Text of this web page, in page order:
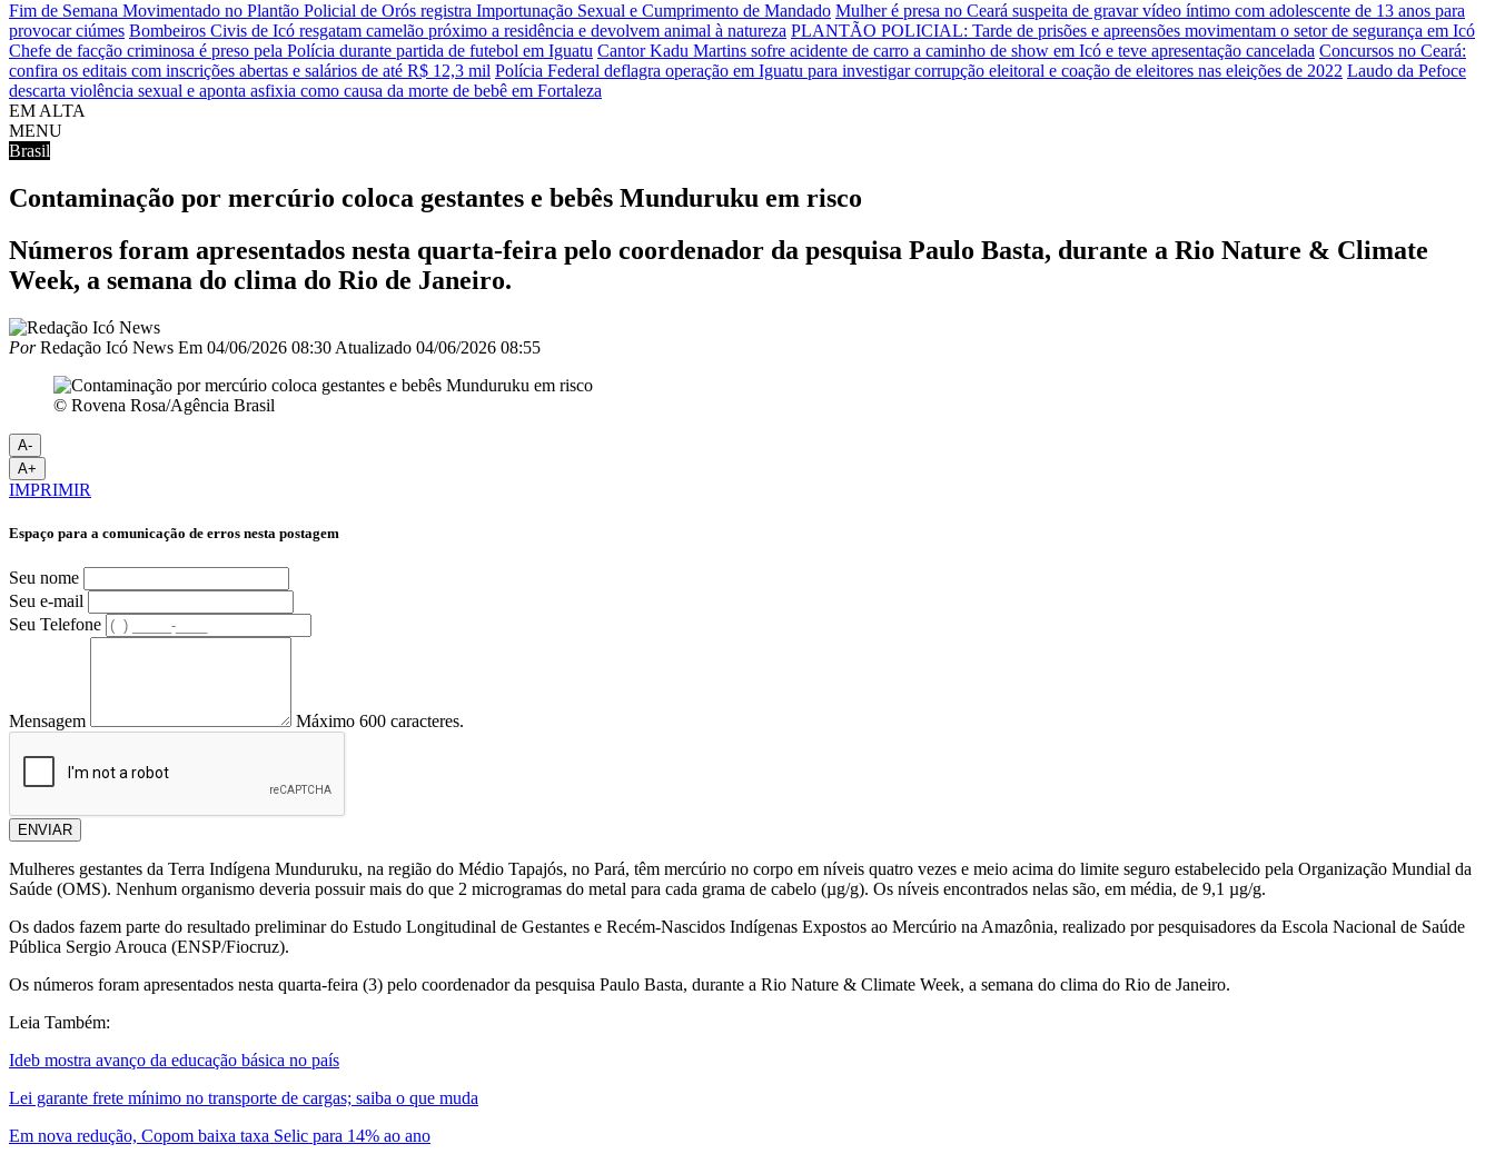
Fim de Semana Movimentado no Plantão Policial de Orós registra Importunação Sexual e Cumprimento de Mandado Mulher é presa no Ceará suspeita de gravar vídeo íntimo com adolescente de 13 anos para
provocar ciúmes Bombeiros Civis de Icó resgatam camelão próximo a residência e devolvem animal à natureza PLANTÃO POLICIAL: Tarde de prisões e apreensões movimentam o setor de segurança em Icó
Chefe de facção criminosa é preso pela Polícia durante partida de futebol em Iguatu Cantor Kadu Martins sofre acidente de carro a caminho de show em Icó e teve apresentação cancelada Concursos no Ceará:
confira os editais com inscrições abertas e salários de até R$ 12,3 mil Polícia Federal deflagra operação em Iguatu para investigar corrupção eleitoral e coação de eleitores nas eleições de 2022 Laudo da Pefoce
descarta violência sexual e aponta asfixia como causa da morte de bebê em Fortaleza
EM ALTA
MENU
Brasil
Contaminação por mercúrio coloca gestantes e bebês Munduruku em risco
Números foram apresentados nesta quarta-feira pelo coordenador da pesquisa Paulo Basta, durante a Rio Nature & Climate
Week, a semana do clima do Rio de Janeiro.
PorRedação Icó News Em 04/06/2026 08:30 Atualizado 04/06/2026 08:55
© Rovena Rosa/Agência Brasil
A-
A+
IMPRIMIR
Espaço para a comunicação de erros nesta postagem
Seu nome
Seu e-mail
Seu Telefone
Mensagem Máximo 600 caracteres.
ENVIAR
Mulheres gestantes da Terra Indígena Munduruku, na região do Médio Tapajós, no Pará, têm mercúrio no corpo em níveis quatro vezes e meio acima do limite seguro estabelecido pela Organização Mundial da
Saúde (OMS). Nenhum organismo deveria possuir mais do que 2 microgramas do metal para cada grama de cabelo (µg/g). Os níveis encontrados nelas são, em média, de 9,1 µg/g.
Os dados fazem parte do resultado preliminar do Estudo Longitudinal de Gestantes e Recém-Nascidos Indígenas Expostos ao Mercúrio na Amazônia, realizado por pesquisadores da Escola Nacional de Saúde
Pública Sergio Arouca (ENSP/Fiocruz).
Os números foram apresentados nesta quarta-feira (3) pelo coordenador da pesquisa Paulo Basta, durante a Rio Nature & Climate Week, a semana do clima do Rio de Janeiro.
Leia Também:
Ideb mostra avanço da educação básica no país
Lei garante frete mínimo no transporte de cargas; saiba o que muda
Em nova redução, Copom baixa taxa Selic para 14% ao ano